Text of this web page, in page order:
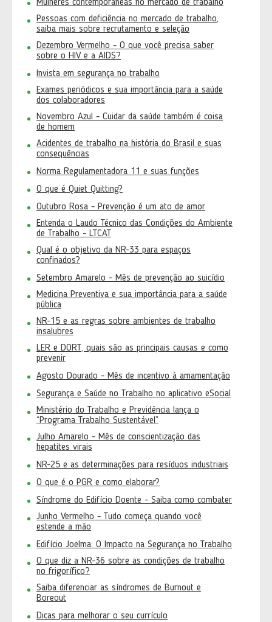
Mulheres contemporâneas no mercado de trabalho
Pessoas com deficiência no mercado de trabalho,
saiba mais sobre recrutamento e seleção
Dezembro Vermelho - O que você precisa saber
sobre o HIV e a AIDS?
Invista em segurança no trabalho
Exames periódicos e sua importância para a saúde
dos colaboradores
Novembro Azul - Cuidar da saúde também é coisa
de homem
Acidentes de trabalho na história do Brasil e suas
consequências
Norma Regulamentadora 11 e suas funções
O que é Quiet Quitting?
Outubro Rosa - Prevenção é um ato de amor
Entenda o Laudo Técnico das Condições do Ambiente
de Trabalho - LTCAT
Qual é o objetivo da NR-33 para espaços
confinados?
Setembro Amarelo - Mês de prevenção ao suicídio
Medicina Preventiva e sua importância para a saúde
pública
NR-15 e as regras sobre ambientes de trabalho
insalubres
LER e DORT, quais são as principais causas e como
prevenir
Agosto Dourado - Mês de incentivo à amamentação
Segurança e Saúde no Trabalho no aplicativo eSocial
Ministério do Trabalho e Previdência lança o
“Programa Trabalho Sustentável”
Julho Amarelo - Mês de conscientização das
hepatites virais
NR-25 e as determinações para resíduos industriais
O que é o PGR e como elaborar?
Síndrome do Edifício Doente - Saiba como combater
Junho Vermelho - Tudo começa quando você
estende a mão
Edifício Joelma: O Impacto na Segurança no Trabalho
O que diz a NR-36 sobre as condições de trabalho
no frigorífico?
Saiba diferenciar as síndromes de Burnout e
Boreout
Dicas para melhorar o seu currículo